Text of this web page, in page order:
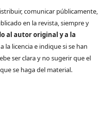
comunicar públicamente,
en la revista, siempre y
al autor original y a la
la licencia e indique si se han
ser clara y no sugerir que el
se haga del material.